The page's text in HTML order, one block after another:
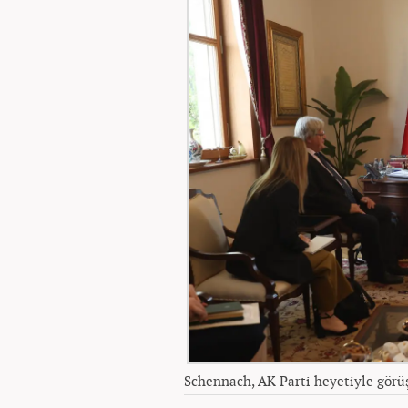
Schennach, AK Parti heyetiyle